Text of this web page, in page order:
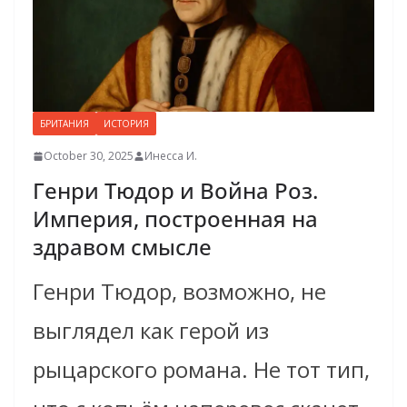
БРИТАНИЯ ИСТОРИЯ
October 30, 2025 Инесса И.
Генри Тюдор и Война Роз.
Империя, построенная на
здравом смысле
Генри Тюдор, возможно, не
выглядел как герой из
рыцарского романа. Не тот тип,